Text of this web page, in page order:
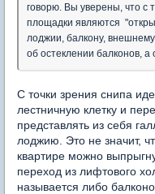
говорю. Вы уверены, что
площадки являются
лоджии, балкону,
об остеклении балконов,
С точки зрения снипа
лестничную клетку и
представлять из себя
лоджию. Это не значит,
квартире можно
переход из лифтового
называется либо